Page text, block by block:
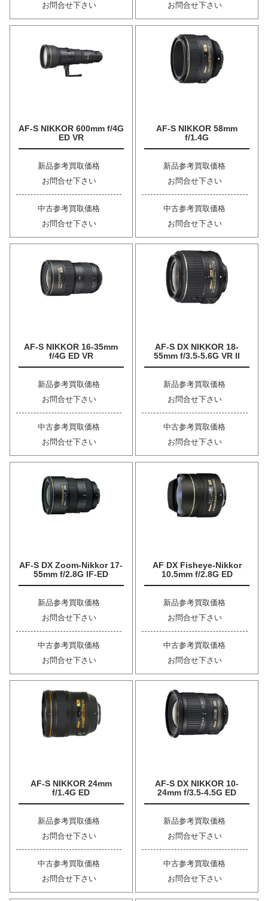
お問合せ下さい
お問合せ下さい
AF-S NIKKOR 600mm f/4G
ED VR
新品参考買取価格
お問合せ下さい
中古参考買取価格
お問合せ下さい
AF-S NIKKOR 58mm
f/1.4G
新品参考買取価格
お問合せ下さい
中古参考買取価格
お問合せ下さい
AF-S NIKKOR 16-35mm
f/4G ED VR
新品参考買取価格
お問合せ下さい
中古参考買取価格
お問合せ下さい
AF-S DX NIKKOR 18-
55mm f/3.5-5.6G VR II
新品参考買取価格
お問合せ下さい
中古参考買取価格
お問合せ下さい
AF-S DX Zoom-Nikkor 17-
55mm f/2.8G IF-ED
新品参考買取価格
お問合せ下さい
中古参考買取価格
お問合せ下さい
AF DX Fisheye-Nikkor
10.5mm f/2.8G ED
新品参考買取価格
お問合せ下さい
中古参考買取価格
お問合せ下さい
AF-S NIKKOR 24mm
f/1.4G ED
新品参考買取価格
お問合せ下さい
中古参考買取価格
お問合せ下さい
AF-S DX NIKKOR 10-
24mm f/3.5-4.5G ED
新品参考買取価格
お問合せ下さい
中古参考買取価格
お問合せ下さい